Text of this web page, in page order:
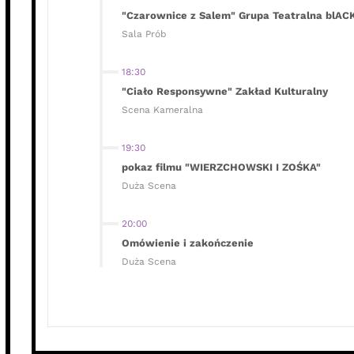
"Czarownice z Salem" Grupa Teatralna
Sala Prób
18:30
"Ciało Responsywne" Zakład Kulturalny
Scena Kameralna
19:30
pokaz filmu "WIERZCHOWSKI I ZOŚKA"
Duża Scena
20:00
Omówienie i zakończenie
Duża Scena